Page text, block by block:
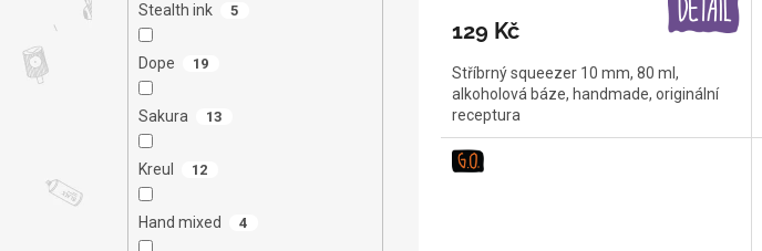
Stealth ink 5
Dope 19
Sakura 13
Kreul 12
Hand mixed 4
129 Kč
Stříbrný squeezer 10 mm, 80 ml,
alkoholová báze, handmade, originální
receptura